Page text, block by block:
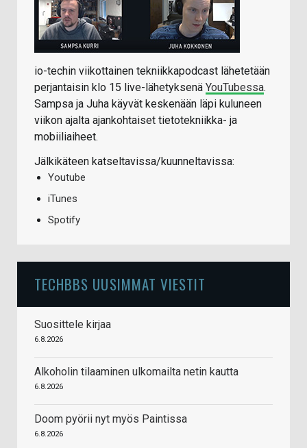
io-techin viikottainen tekniikkapodcast lähetetään
perjantaisin klo 15 live-lähetyksenä YouTubessa.
Sampsa ja Juha käyvät keskenään läpi kuluneen
viikon ajalta ajankohtaiset tietotekniikka- ja
mobiiliaiheet.
Jälkikäteen katseltavissa/kuunneltavissa:
Youtube
iTunes
Spotify
TECHBBS UUSIMMAT VIESTIT
Suosittele kirjaa
6.8.2026
Alkoholin tilaaminen ulkomailta netin kautta
6.8.2026
Doom pyörii nyt myös Paintissa
6.8.2026